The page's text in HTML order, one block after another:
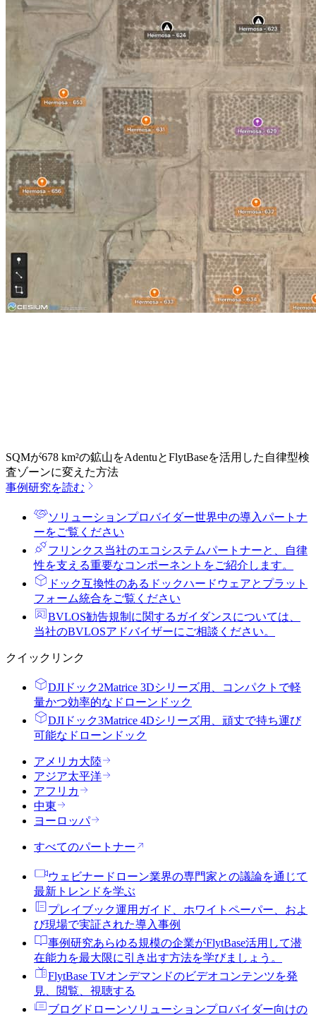
SQMが678 km²の鉱山をAdentuとFlytBaseを活用した自律型検
査ゾーンに変えた方法
事例研究を読む
ソリューションプロバイダー世界中の導入パートナ
ーをご覧ください
フリンクス当社のエコシステムパートナーと、自律
性を支える重要なコンポーネントをご紹介します。
ドック互換性のあるドックハードウェアとプラット
フォーム統合をご覧ください
BVLOS勧告規制に関するガイダンスについては、
当社のBVLOSアドバイザーにご相談ください。
クイックリンク
DJIドック2Matrice 3Dシリーズ用、コンパクトで軽
量かつ効率的なドローンドック
DJIドック3Matrice 4Dシリーズ用、頑丈で持ち運び
可能なドローンドック
アメリカ大陸
アジア太平洋
アフリカ
中東
ヨーロッパ
すべてのパートナー
ウェビナー ドローン業界の専門家との議論を通じて
最新トレンドを学ぶ
プレイブック運用ガイド、ホワイトペーパー、およ
び現場で実証された導入事例
事例研究あらゆる規模の企業がFlytBase活用して潜
在能力を最大限に引き出す方法を学びましょう。
FlytBase TVオンデマンドのビデオコンテンツを発
見、閲覧、視聴する
ブログ ドローンソリューションプロバイダー向けの